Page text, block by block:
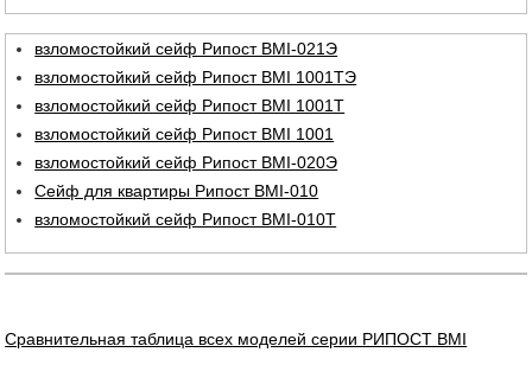
взломостойкий сейф Рипост BMI-021Э
взломостойкий сейф Рипост BMI 1001TЭ
взломостойкий сейф Рипост ВМI 1001T
взломостойкий сейф Рипост BMI 1001
взломостойкий сейф Рипост BMI-020Э
Сейф для квартиры Рипост BMI-010
взломостойкий сейф Рипост BMI-010Т
Сравнительная таблица всех моделей серии РИПОСТ BMI